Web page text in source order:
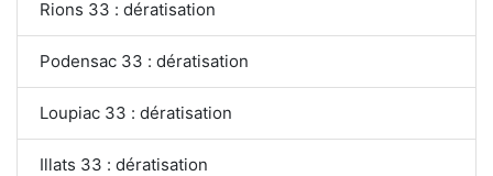
Rions 33 : dératisation
Podensac 33 : dératisation
Loupiac 33 : dératisation
Illats 33 : dératisation